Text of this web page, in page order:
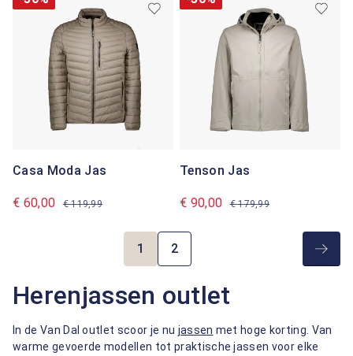
Casa Moda Jas
€ 60,00 € 119,99
Tenson Jas
€ 90,00 € 179,99
Pagina
1
Pagina
2
Herenjassen outlet
In de Van Dal outlet scoor je nu jassen met hoge korting. Van
warme gevoerde modellen tot praktische jassen voor elke